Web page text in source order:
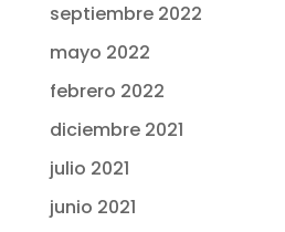
septiembre 2022
mayo 2022
febrero 2022
diciembre 2021
julio 2021
junio 2021